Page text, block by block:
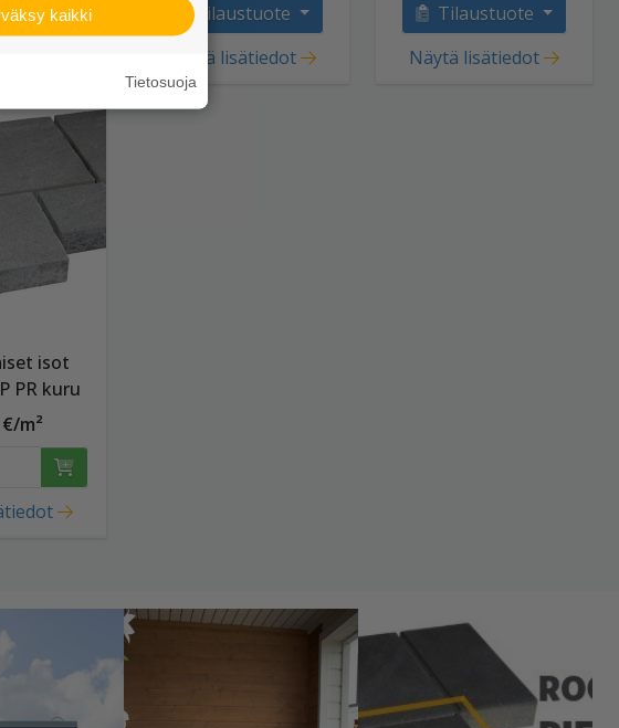
Tilaustuote
Näytä lisätiedot
Tilaustuote
Näytä lisätiedot
isot
PR kuru
m²
kaikki
Tietosuoja